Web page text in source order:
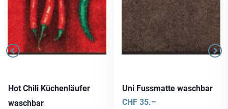
Hot Chili Küchenläufer
waschbar
Uni Fussmatte waschbar
CHF 35.–